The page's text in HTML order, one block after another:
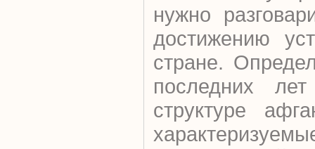
нужно
достижению
стране.
последних
структуре